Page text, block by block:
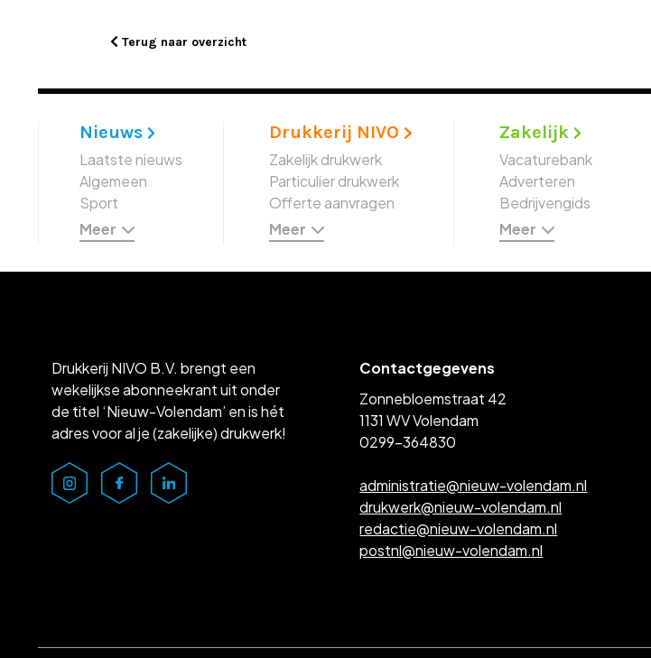
Terug naar overzicht
Nieuws
Laatste nieuws
Algemeen
Sport
Meer
Drukkerij NIVO
Zakelijk drukwerk
Particulier drukwerk
Offerte aanvragen
Meer
Zakelijk
Vacaturebank
Adverteren
Bedrijvengids
Meer
Drukkerij NIVO B.V. brengt een
wekelijkse abonneekrant uit onder
de titel ‘Nieuw-Volendam’ en is hét
adres voor al je (zakelijke) drukwerk!
Contactgegevens
Zonnebloemstraat 42
1131 WV Volendam
0299-364830
administratie@nieuw-volendam.nl
drukwerk@nieuw-volendam.nl
redactie@nieuw-volendam.nl
postnl@nieuw-volendam.nl